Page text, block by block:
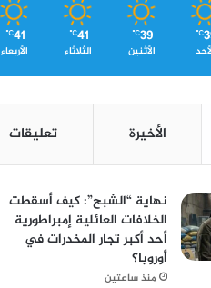
℃
39
℃
الأثنين
41
℃
الثلاثاء
41
℃
الأربعاء
الأخيرة تعليقات
نهاية “الشبح”: كيف أسقطت
الخلافات العائلية إمبراطورية
أحد أكبر تجار المخدرات في
أوروبا؟
منذ ساعتين